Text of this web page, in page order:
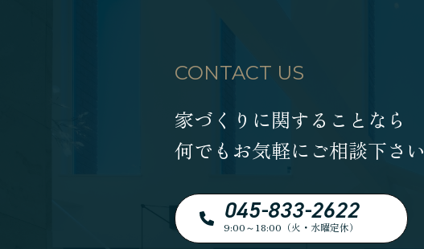
CONTACT US
家づくりに関することなら
何でもお気軽にご相談下さい
045-833-2622
9:00～18:00（火・水曜定休）